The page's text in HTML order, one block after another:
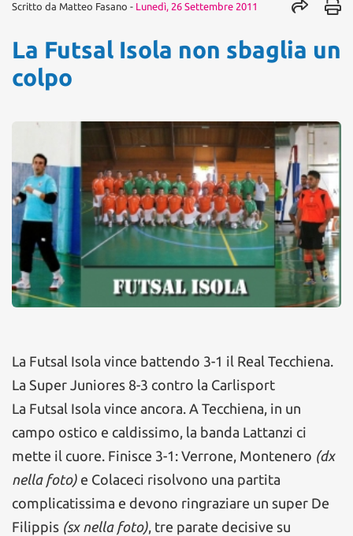
Scritto da Matteo Fasano - Lunedì, 26 Settembre 2011
La Futsal Isola non sbaglia un
colpo
La Futsal Isola vince battendo 3-1 il Real Tecchiena.
La Super Juniores 8-3 contro la Carlisport
La Futsal Isola vince ancora. A Tecchiena, in un
campo ostico e caldissimo, la banda Lattanzi ci
mette il cuore. Finisce 3-1: Verrone, Montenero (dx
nella foto) e Colaceci risolvono una partita
complicatissima e devono ringraziare un super De
Filippis (sx nella foto) , tre parate decisive su